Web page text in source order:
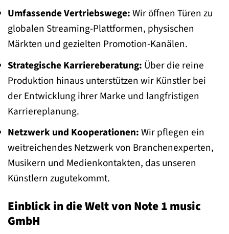
Umfassende Vertriebswege:Wir öffnen Türen zu
globalen Streaming-Plattformen, physischen
Märkten und gezielten Promotion-Kanälen.
Strategische Karriereberatung: Über die reine
Produktion hinaus unterstützen wir Künstler bei
der Entwicklung ihrer Marke und langfristigen
Karriereplanung.
Netzwerk und Kooperationen:Wir pflegen ein
weitreichendes Netzwerk von Branchenexperten,
Musikern und Medienkontakten, das unseren
Künstlern zugutekommt.
Einblick in die Welt von Note 1 music
GmbH